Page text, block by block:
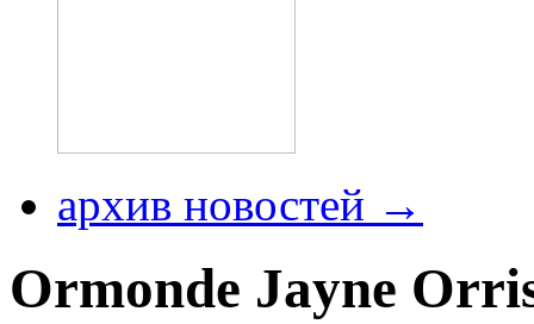
архив новостей →
Ormonde Jayne